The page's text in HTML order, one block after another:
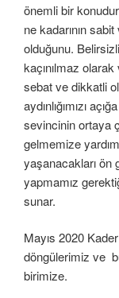
önemli bir
ne kadarının
olduğunu.
kaçınılmaz olarak
sebat ve dikkatli
aydınlığımızı
sevincinin ortaya
gelmemize
yaşanacakları ön
yapmamız
sunar.
Mayıs 2020
döngülerimiz ve
birimize.